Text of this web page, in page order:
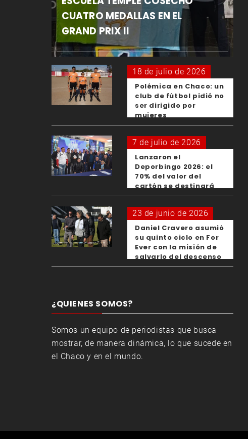
CUATRO MEDALLAS EN EL
GRAND PRIX II
18 de julio de 2026
Polémica en Chaco: un
club de fútbol pidió no
ser dirigido por
mujeres
7 de julio de 2026
Lanzaron el
Deporbingo 2026: el
70% del valor del
cartón se destinará
para los clubes
23 de junio de 2026
Daniel Cravero asumió
su quinto ciclo en For
Ever con la misión de
salvarlo del descenso
¿QUIENES SOMOS?
Somos un equipo de periodistas que busca
mostrar, de manera dinámica, lo que sucede en
el Chaco y en el mundo.